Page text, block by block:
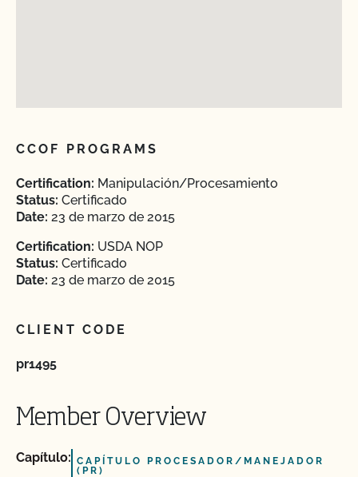
CCOF PROGRAMS
Certification: Manipulación/Procesamiento
Status: Certificado
Date: 23 de marzo de 2015
Certification: USDA NOP
Status: Certificado
Date: 23 de marzo de 2015
CLIENT CODE
pr1495
Member Overview
Capítulo: CAPÍTULO PROCESADOR/MANEJADOR
(PR)